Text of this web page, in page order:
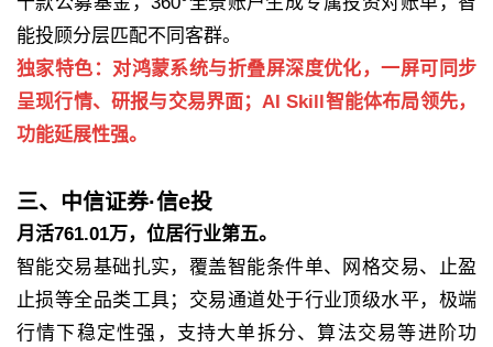
能投顾分层匹配不同客群。
独家特色：对鸿蒙系统与折叠屏深度优化，一屏可同步
呈现行情、研报与交易界面；AI Skill智能体布局领先，
功能延展性强。
三、中信证券·信e投
月活761.01万，位居行业第五。
智能交易基础扎实，覆盖智能条件单、网格交易、止盈
止损等全品类工具；交易通道处于行业顶级水平，极端
行情下稳定性强，支持大单拆分、算法交易等进阶功